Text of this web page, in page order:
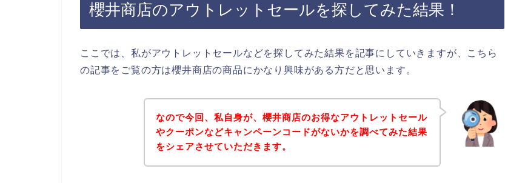
櫻井商店のアウトレットセールを探してみた結果！
ここでは、私がアウトレットセールなどを探してみた結果を記事にしていきますが、こちら
の記事をご覧の方は櫻井商店の商品にかなり興味がある方だと思います。
なので今回、私自身が、櫻井商店のお得なアウトレットセール
やクーポンなどキャンペーンコードがないかを調べてみた結果
をシェアさせていただきます。